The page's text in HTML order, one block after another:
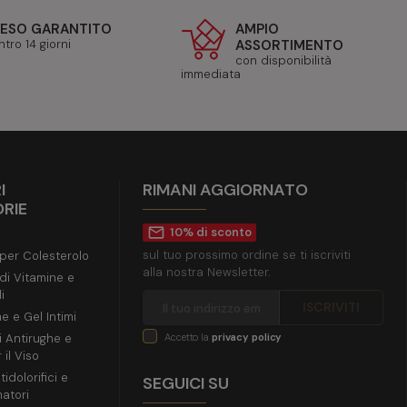
GARANTITO
14 giorni
AMPIO
ASSORTIMENTO
con disponibilità
immediata
Colesterolo
Vitamine e
e Gel Intimi
Antirughe e
il Viso
e
RIMANI AGGIORNATO
mail_outline 10% di sconto
sul tuo prossimo ordine se ti iscriviti
alla nostra Newsletter.
Accetto la privacy policy
SEGUICI SU